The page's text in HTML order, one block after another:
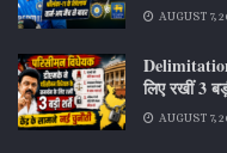
AUGUST 7,
लिए रखीं 3
AUGUST 7,